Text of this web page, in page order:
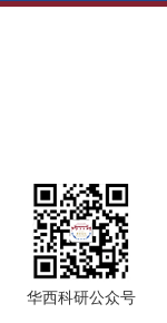
华西科研公众号